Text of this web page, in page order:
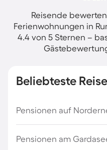
Reisende
Ferienwohnungen in
4.4 von 5 Sternen –
Beliebteste
Pensionen auf
Pensionen am